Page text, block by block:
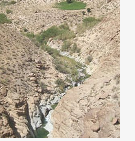
کاروانسراها و قلعه‌های استان یزد
کاروانسرای
الدین،
دره‌ها و
تنگه لی لی،